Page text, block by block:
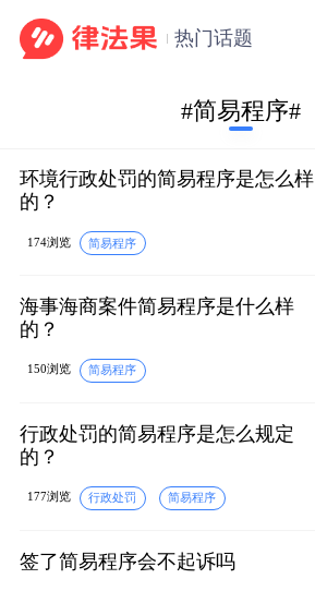
热门话题
#简易程序#
环境行政处罚的简易程序是怎么样
的？
174浏览 简易程序
海事海商案件简易程序是什么样
的？
150浏览 简易程序
行政处罚的简易程序是怎么规定
的？
177浏览 行政处罚 简易程序
签了简易程序会不起诉吗